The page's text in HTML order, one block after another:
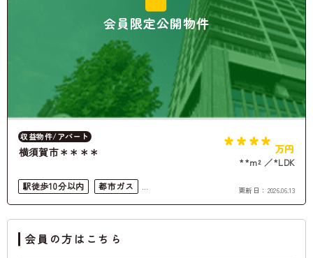
会員限定公開物件
収益物件/アパート
横須賀市＊＊＊＊ **** 万円
**m²
*LDK
駅徒歩10分以内
都市ガス
更新日： 2026.06.13
会員の方はこちら